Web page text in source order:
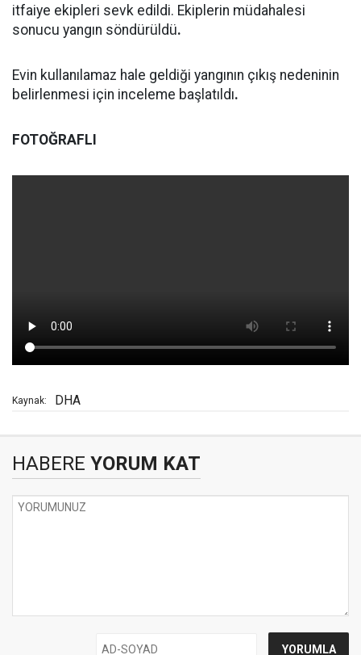
itfaiye ekipleri sevk edildi. Ekiplerin müdahalesi
sonucu yangın söndürüldü.
Evin kullanılamaz hale geldiği yangının çıkış nedeninin
belirlenmesi için inceleme başlatıldı.
FOTOĞRAFLI
Kaynak: DHA
HABERE YORUM KAT